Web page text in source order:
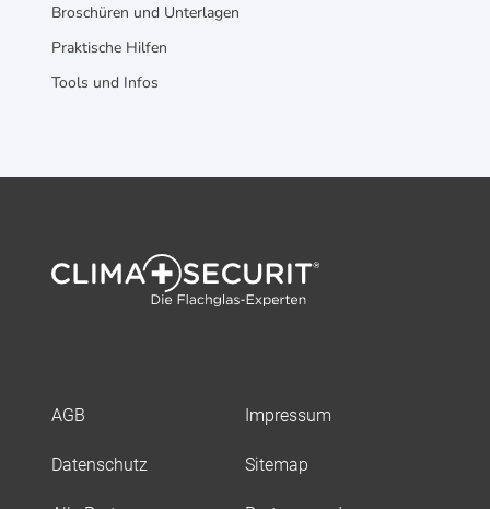
Broschüren und Unterlagen
Praktische Hilfen
Tools und Infos
AGB Impressum
Datenschutz Sitemap